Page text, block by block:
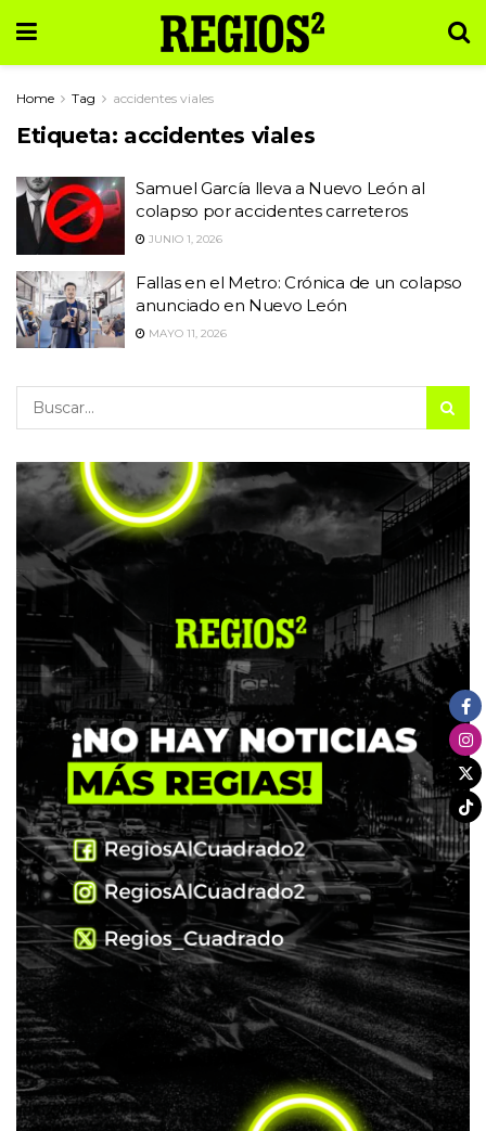
Home Tag accidentes viales
Etiqueta: accidentes viales
Samuel García lleva a Nuevo León al
colapso por accidentes carreteros
JUNIO 1, 2026
Fallas en el Metro: Crónica de un colapso
anunciado en Nuevo León
MAYO 11, 2026